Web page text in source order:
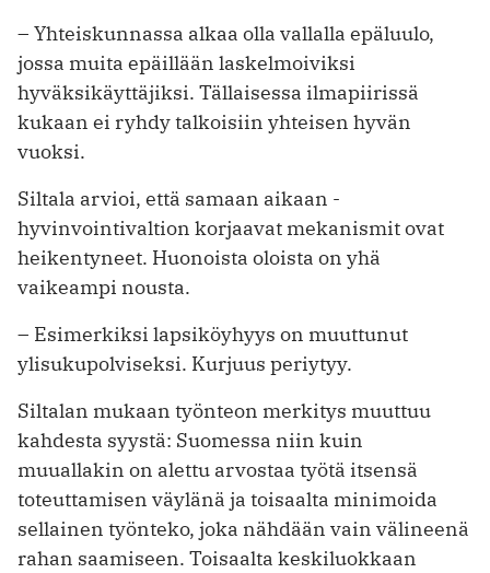
– Yhteiskunnassa alkaa olla vallalla epäluulo,
jossa muita epäillään laskelmoiviksi
hyväksikäyttäjiksi. Tällaisessa ilmapiirissä
kukaan ei ryhdy talkoisiin yhteisen hyvän
vuoksi.
Siltala arvioi, että samaan aikaan ­
hyvinvointivaltion korjaavat mekanismit ovat
heikentyneet. Huonoista oloista on yhä
vaikeampi nousta.
– Esimerkiksi lapsiköyhyys on muuttunut
ylisukupolviseksi. Kurjuus periytyy.
Siltalan mukaan työnteon merkitys muuttuu
kahdesta syystä: Suomessa niin kuin
muuallakin on alettu arvostaa työtä itsensä
toteuttamisen väylänä ja toisaalta minimoida
sellainen työnteko, joka nähdään vain välineenä
rahan saamiseen. Toisaalta keskiluokkaan